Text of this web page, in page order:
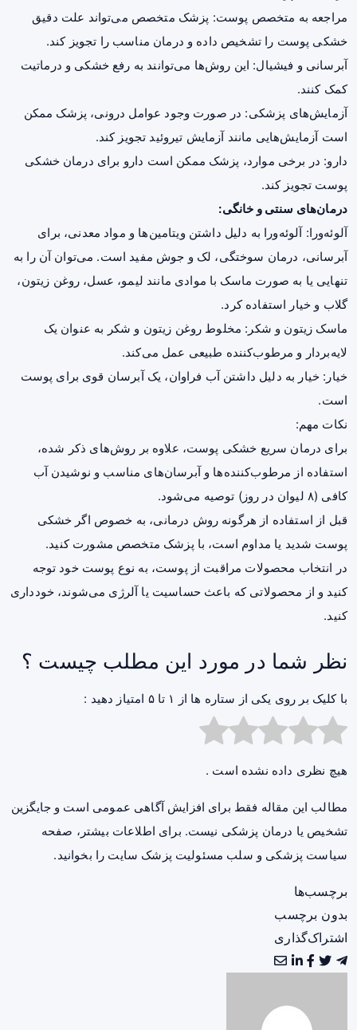
مراجعه به متخصص پوست: پزشک متخصص می‌تواند علت دقیق
خشکی پوست را تشخیص داده و درمان مناسب را تجویز کند.
آبرسانی و فیشیال: این روش‌ها می‌توانند به رفع خشکی و درماتیت
کمک کنند.
آزمایش‌های پزشکی: در صورت وجود عوامل درونی، پزشک ممکن
است آزمایش‌هایی مانند آزمایش تیروئید تجویز کند.
دارو: در برخی موارد، پزشک ممکن است دارو برای درمان خشکی
پوست تجویز کند.
درمان‌های سنتی و خانگی:
آلوئه‌ورا: آلوئه‌ورا به دلیل داشتن ویتامین‌ها و مواد معدنی، برای
آبرسانی، درمان سوختگی، لک و جوش مفید است. می‌توان آن را به
تنهایی یا به صورت ماسک با موادی مانند لیمو، عسل، روغن زیتون،
گلاب و خیار استفاده کرد.
ماسک زیتون و شکر: مخلوط روغن زیتون و شکر به عنوان یک
لایه‌بردار و مرطوب‌کننده طبیعی عمل می‌کند.
خیار: خیار به دلیل داشتن آب فراوان، یک آبرسان قوی برای پوست
است.
نکات مهم:
برای درمان سریع خشکی پوست، علاوه بر روش‌های ذکر شده،
استفاده از مرطوب‌کننده‌ها و آبرسان‌های مناسب و نوشیدن آب
کافی (۸ لیوان در روز) توصیه می‌شود.
قبل از استفاده از هرگونه روش درمانی، به خصوص اگر خشکی
پوست شدید یا مداوم است، با پزشک متخصص مشورت کنید.
در انتخاب محصولات مراقبت از پوست، به نوع پوست خود توجه
کنید و از محصولاتی که باعث حساسیت یا آلرژی می‌شوند، خودداری
کنید.
نظر شما در مورد این مطلب چیست ؟
با کلیک بر روی یکی از ستاره ها از ۱ تا ۵ امتیاز دهید :
هیچ نظری داده نشده است .
مطالب این مقاله فقط برای افزایش آگاهی عمومی است و جایگزین
تشخیص یا درمان پزشکی نیست. برای اطلاعات بیشتر، صفحه
سیاست پزشکی و سلب مسئولیت پزشک سایت را بخوانید.
برچسب‌ها
بدون برچسب
اشتراک‌گذاری